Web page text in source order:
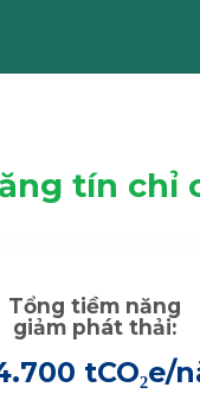
tín chỉ
Tổng tiềm năng
giảm phát thải:
tCO₂e/